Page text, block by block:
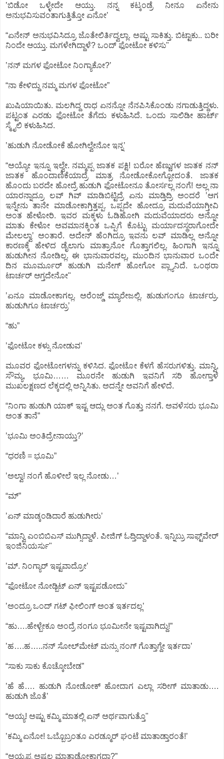
ʼಬಿಡೋ ಒಳ್ಳೇದೇ ಆಯ್ತು. ನನ್ನ ಕಟ್ಕಂಡ್ರೆ ನೀನೂ ಏನೇನು
ಅನುಭವಿಸುವಂತಾಗುತ್ತಿತ್ತೋ ಏನೋʼ
“ಏನೇನ್‌ ಅನುಭವಿಸಿದ್ರೂ ಜೊತೇಲಿರ್ತಿದ್ವಲ್ಲಾ. ಅಷ್ಟು ಸಾಕಿತ್ತು. ಬಿಟ್ಟಾಕು.. ಬರೀ
ನಿಂದೇ ಆಯ್ತು. ಮಗಳೇಗಿದ್ದಾಳೆ? ಒಂದ್‌ ಫೋಟೋ ಕಳಿಸು"
ʼನನ್‌ ಮಗಳ ಫೋಟೋ ನಿಂಗ್ಯಾಕೋ?ʼ
“ನಾ ಕೇಳಿದ್ದು ನಮ್ಮ ಮಗಳ ಫೋಟೋ”
ಖುಷಿಯಾಯಿತು. ಮಲಗಿದ್ದ ರಾಧ ಏನನ್ನೋ ನೆನಪಿಸಿಕೊಂಡು ನಗಾಡುತ್ತಿದ್ದಳು.
ಪಟ್ಟಂತ ಎರಡು ಫೋಟೋ ತೆಗೆದು ಕಳುಹಿಸಿದೆ. ಒಂದು ಸಾಲಿಡೀ ಹಾರ್ಟ್‌
ಸ್ಮೈಲಿ ಕಳುಹಿಸಿದ.
ʼಹುಡುಗಿ ನೋಡೋಕೆ ಹೋಗಿಲ್ವೇನೋ ಇನ್ನʼ
“ಅಯ್ಯೋ ಇನ್ನೂ ಇಲ್ವೇ. ನಮ್ಮಪ್ಪ ಜಾತಕ ಪಕ್ಷಿ! ಬರೋ ಹೆಣ್ಣುಗಳ ಜಾತಕ ನನ್‌
ಜಾತಕ ಹೊಂದಾಣಿಕೆಯಾದ್ರೆ ಮಾತ್ರ ನೋಡೋಕೋಗ್ಬೋದಂತೆ. ಜಾತಕ
ಹೊಂದು ಬರದೇ ಹೋದ್ರೆ ಹುಡುಗಿ ಫೋಟೋನೂ ತೋರ್ಸಲ್ಲ ನಂಗೆ! ಅಲ್ಲ ನಾ
ಯಾರನ್ನಾದ್ರೂ ಲವ್‌ ಗಿವ್‌ ಮಾಡಿಬಿಟ್ಟಿದ್ರೆ ಏನು ಮಾಡ್ತಿದ್ರಿ ಅಂದರೆ ʼಆಗ
ಇನ್ನೇನು ತಾನೇ ಮಾಡೋಕಾಗ್ತಿತ್ತಪ್ಪ. ಒಪ್ಪದೇ ಹೋದ್ರೂ ಮದುವೆಯಾಗ್ತೀವಿ
ಅಂತ ಹೇಳೋರಿ. ಇವರ ಮಕ್ಕಳು ಓಡಿಹೋಗಿ ಮದುವೆಯಾದರು ಅನ್ನೋ
ಮಾತು ಕೇಳೋ ಅವಮಾನಕ್ಕಿಂತ ಒಪ್ಪಿಗೆ ಕೊಟ್ಟು ಮರ್ಯಾದಸ್ಥರಾಗೋದೇ
ಮೇಲಲ್ವಾʼ ಅಂತಾರೆ. ಅದೇನ್‌ ಹೆಂಗಿದ್ರೂ ಇವನು ಲವ್‌ ಮಾಡಿಲ್ಲ ಅನ್ನೋ
ಕಾರಣಕ್ಕೆ ಹೇಳಿದ ಡೈಲಾಗು ಮಾತ್ರಾನೋ ಗೊತ್ತಾಗಲಿಲ್ಲ. ಹಿಂಗಾಗಿ ಇನ್ನೂ
ಹುಡುಗೀನ ನೋಡಿಲ್ಲ. ಈ ಭಾನುವಾರವಲ್ಲ, ಮುಂದಿನ ಭಾನುವಾರ ಒಂದೇ
ದಿನ ಮೂರ್ಮೂರ್‌ ಹುಡುಗಿ ಮನೇಗ್‌ ಹೋಗೋ ಪ್ಲ್ಯಾನಿದೆ. ಒಂಥರಾ
ಟಾರ್ಚರ್‌ ಆಗ್ತದೇನೋ"
ʼಏನೂ ಮಾಡೋಕಾಗಲ್ಲ. ಅರೆಂಜ್ಡ್‌ ಮ್ಯಾರೇಜಲ್ಲಿ. ಹುಡುಗಂಗೂ ಟಾರ್ಚರ್ರು.
ಹುಡುಗಿಗೂ ಟಾರ್ಚರ್ರುʼ
“ಹು”
ʼಫೋಟೋ ಕಳ್ಸು ನೋಡುವʼ
ಮೂವರ ಫೋಟೋಗಳನ್ನು ಕಳಿಸಿದ. ಫೋಟೋ ಕೆಳಗೆ ಹೆಸರುಗಳಿತ್ತು. ಮಾನ್ವಿ,
ಸೌಮ್ಯ, ಭೂಮಿ…… ಮೂರನೇ ಹುಡುಗಿ ಇವನಿಗೆ ಸರಿ ಹೋಗ್ತಾಳೆ
ಮುಖಲಕ್ಷಣದ ಲೆಕ್ಕದಲ್ಲಿ ಅನ್ನಿಸಿತು. ಅದನ್ನೇ ಅವನಿಗೆ ಹೇಳಿದೆ.
“ನಿಂಗಾ ಹುಡುಗಿ ಯಾಕ್‌ ಇಷ್ಟ ಆದ್ಲು ಅಂತ ಗೊತ್ತು ನನಗೆ. ಅವಳೆಸರು ಭೂಮಿ
ಅಂತ ತಾನೆ”
ʼಭೂಮಿ ಅಂತಿದ್ರೇನಾಯ್ತು?ʼ
“ಧರಣಿ = ಭೂಮಿ”
ʼಅಲ್ವಾ! ನಂಗೆ ಹೊಳೀಲೆ ಇಲ್ಲ ನೋಡು…ʼ
“ಮ್”‌
ʼಏನ್‌ ಮಾಡ್ಕಂಡಿದಾರೆ ಹುಡುಗೀರುʼ
“ಮಾನ್ವಿ ಎಂಬಿಬಿಎಸ್‌ ಮುಗ್ಸಿದ್ದಾಳೆ. ಪೀಜಿಗ್‌ ಓದ್ತಿದ್ದಾಳಂತೆ. ಇನ್ನಿಬ್ರು ಸಾಫ್ಟ್‌ವೇರ್‌
ಇಂಜಿನಿಯರ್ಸು"
ʼಮ್.‌ ನಿಂಗ್ಯಾರ್‌ ಇಷ್ಟವಾದ್ರೋʼ
“ಫೋಟೋ ನೋಡ್ಬಿಟ್‌ ಏನ್‌ ಇಷ್ಟಪಡೋದು"
ʼಅಂದ್ರೂ ಒಂದ್‌ ಗಟ್‌ ಫೀಲಿಂಗ್‌ ಅಂತ ಇರ್ತದಲ್ಲʼ
“ಹು….ಹೇಳ್ಬೇಕೂ ಅಂದ್ರೆ ನಂಗೂ ಭೂಮೀನೇ ಇಷ್ಟವಾಗಿದ್ದು!”
ʼಹ….ಹ…..ನನ್ ಸೋಲ್‌ಮೇಟ್‌ ಮನ್ಸು ನಂಗ್‌ ಗೊತ್ತಾಗ್ದೇ ಇರ್ತದಾʼ
“ಸಾಕು ಸಾಕು ಕೊಚ್ಕೋಬೇಡ”
ʼಹೆ ಹೆ…. ಹುಡುಗಿ ನೋಡೋಕ್‌ ಹೋದಾಗ ಎಲ್ಲಾ ಸರೀಗ್‌ ಮಾತಾಡು….
ಹುಡುಗಿ ಜೊತೆʼ
“ಅಯ್ಯ! ಅಷ್ಟು ಕಮ್ಮಿ ಮಾತಲ್ಲಿ ಏನ್‌ ಅರ್ಥವಾಗುತ್ತೊ"
ʼಕಮ್ಮಿ ಏನೋ! ಒಬ್ಬೊಬ್ರಂತೂ ಎರಡ್ಮೂರ್‌ ಘಂಟೆ ಮಾತಾಡ್ತಾರಂತೆ!ʼ
“ಅಯ್ಯಪ್ಪ ಅಷ್ಟಲ್ಲ ಮಾತಾಡೋಕಾಗ್ತದಾ?”